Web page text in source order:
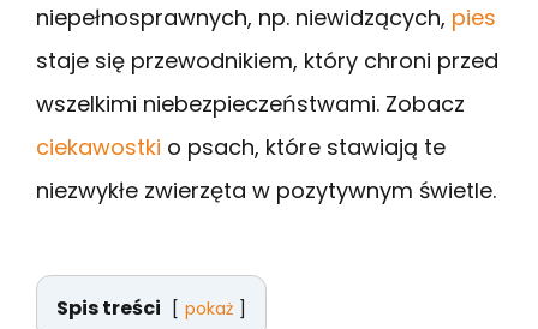
niepełnosprawnych, np. niewidzących, pies
staje się przewodnikiem, który chroni przed
wszelkimi niebezpieczeństwami. Zobacz
ciekawostki o psach, które stawiają te
niezwykłe zwierzęta w pozytywnym świetle.
Spis treści pokaż